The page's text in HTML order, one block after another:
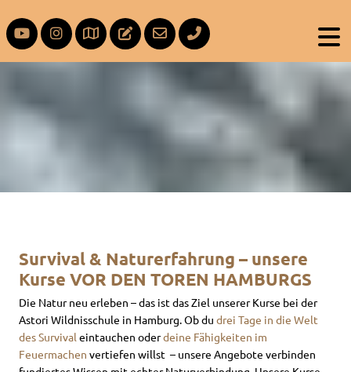
Survival & Naturerfahrung – unsere
Kurse VOR DEN TOREN HAMBURGS
Die Natur neu erleben – das ist das Ziel unserer Kurse bei der
Astori Wildnisschule in Hamburg. Ob du drei Tage in die Welt
des Survival eintauchen oderdeine Fähigkeiten im
Feuermachen vertiefen willst – unsere Angebote verbinden